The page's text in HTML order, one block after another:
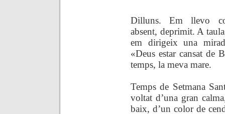
Dilluns. Em llevo
absent, deprimit. A
em dirigeix una
«Deus estar cansat de
temps, la meva mare.
Temps de Setmana
voltat d’una gran
baix, d’un color de